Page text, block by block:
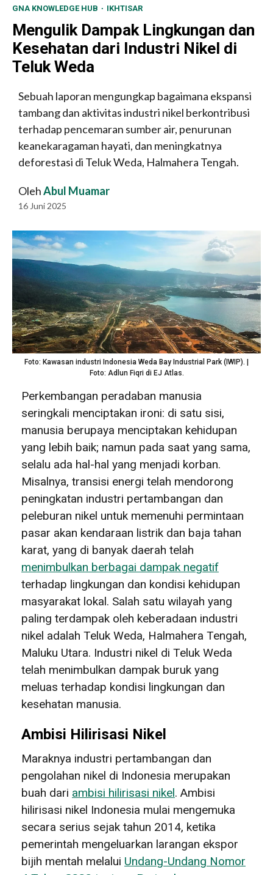
GNA KNOWLEDGE HUB IKHTISAR
Mengulik Dampak Lingkungan dan
Kesehatan dari Industri Nikel di
Teluk Weda
Sebuah laporan mengungkap bagaimana ekspansi
tambang dan aktivitas industri nikel berkontribusi
terhadap pencemaran sumber air, penurunan
keanekaragaman hayati, dan meningkatnya
deforestasi di Teluk Weda, Halmahera Tengah.
OlehAbul Muamar
16 Juni 2025
Foto: Kawasan industri Indonesia Weda Bay Industrial Park (IWIP). |
Foto: Adlun Fiqri di EJ Atlas.
Perkembangan peradaban manusia
seringkali menciptakan ironi: di satu sisi,
manusia berupaya menciptakan kehidupan
yang lebih baik; namun pada saat yang sama,
selalu ada hal-hal yang menjadi korban.
Misalnya, transisi energi telah mendorong
peningkatan industri pertambangan dan
peleburan nikel untuk memenuhi permintaan
pasar akan kendaraan listrik dan baja tahan
karat, yang di banyak daerah telah
menimbulkan berbagai dampak negatif
terhadap lingkungan dan kondisi kehidupan
masyarakat lokal. Salah satu wilayah yang
paling terdampak oleh keberadaan industri
nikel adalah Teluk Weda, Halmahera Tengah,
Maluku Utara. Industri nikel di Teluk Weda
telah menimbulkan dampak buruk yang
meluas terhadap kondisi lingkungan dan
kesehatan manusia.
Ambisi Hilirisasi Nikel
Maraknya industri pertambangan dan
pengolahan nikel di Indonesia merupakan
buah dari ambisi hilirisasi nikel. Ambisi
hilirisasi nikel Indonesia mulai mengemuka
secara serius sejak tahun 2014, ketika
pemerintah mengeluarkan larangan ekspor
bijih mentah melalui Undang-Undang Nomor